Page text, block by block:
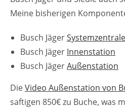
Meine bisherigen
Busch Jäger
Busch Jäger Innenstation
Busch JägerAußenstation
DieVideo Außenstation von
saftigen 850€ zu Buche, was